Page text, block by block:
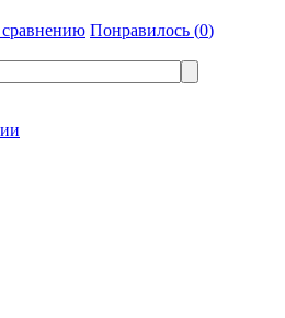
Понравилось (0)